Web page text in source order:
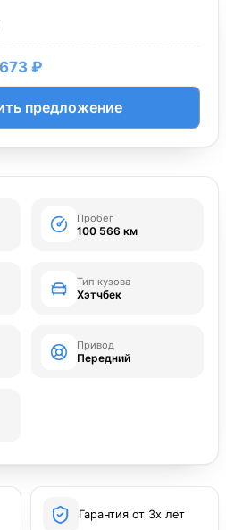
673 ₽
предложение
Пробег
100 566 км
Тип кузова
Хэтчбек
Привод
Передний
Гарантия от 3х лет